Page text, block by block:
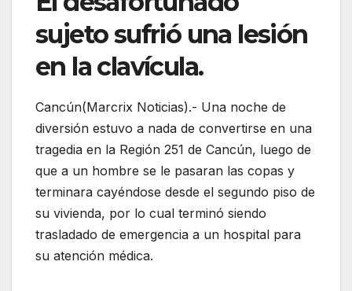
sujeto sufrió una lesión
en la clavícula.
Cancún(Marcrix Noticias).- Una noche de
diversión estuvo a nada de convertirse en una
tragedia en la Región 251 de Cancún, luego de
que a un hombre se le pasaran las copas y
terminara cayéndose desde el segundo piso de
su vivienda, por lo cual terminó siendo
trasladado de emergencia a un hospital para
su atención médica.